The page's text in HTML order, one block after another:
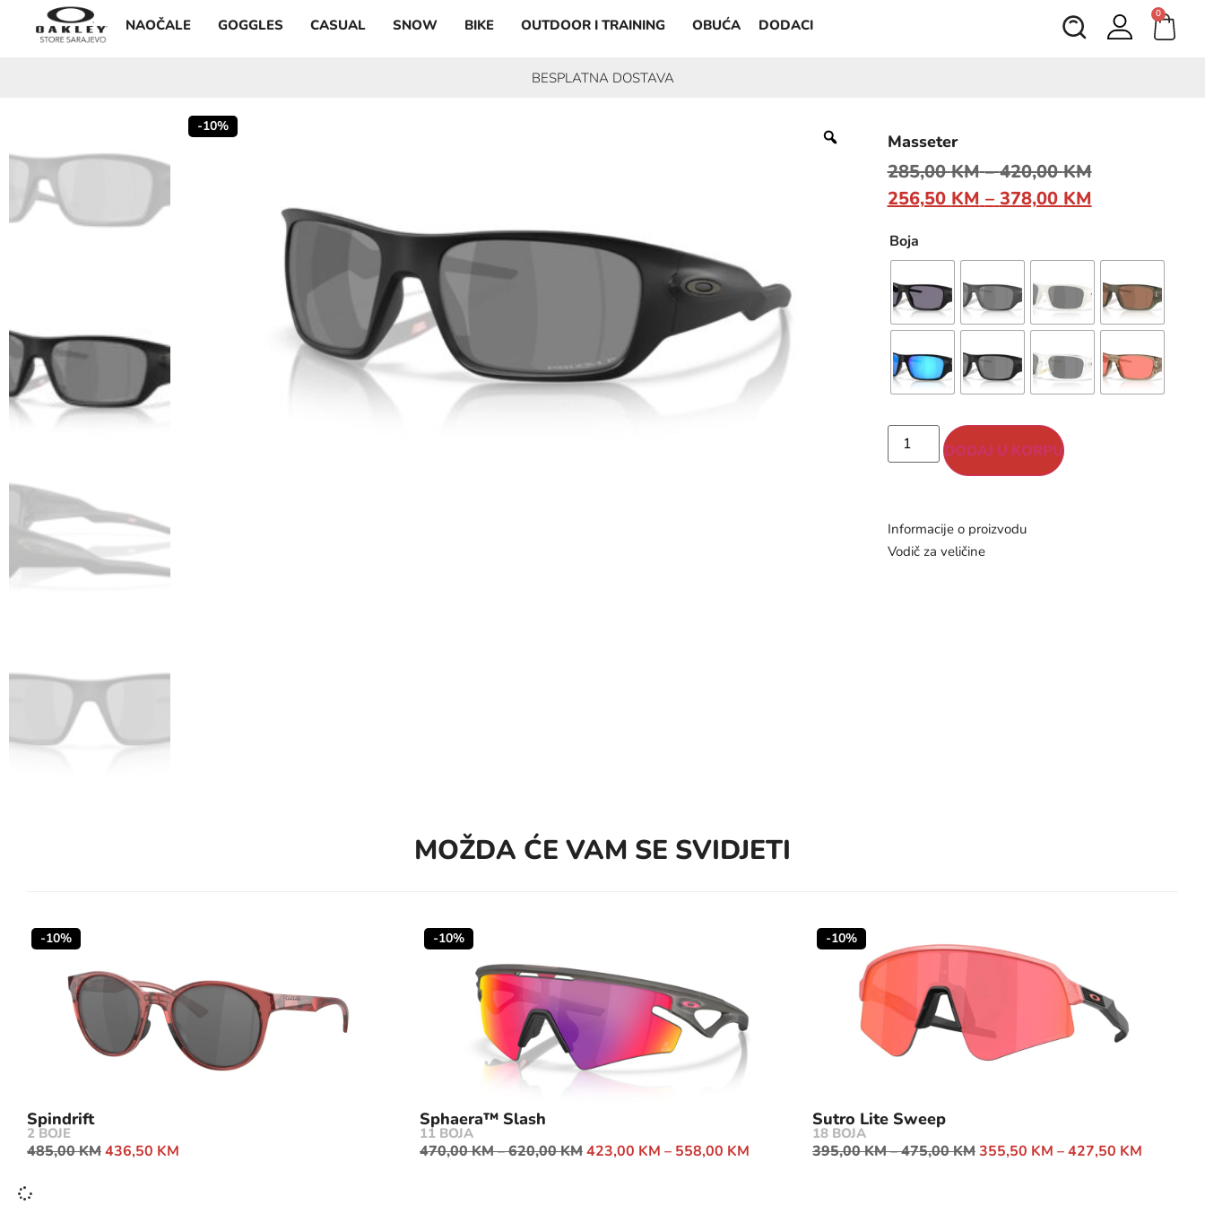
NAOČALE GOGGLES CASUAL SNOW BIKE OUTDOOR I TRAINING OBUĆA DODACI
0
BESPLATNA DOSTAVA
-10%
Masseter
285,00KM – 420,00KM
256,50 KM – 378,00 KM
Boja
DODAJ U KORPU
Informacije o proizvodu
Vodič za veličine
MOŽDA ĆE VAM SE SVIDJETI
-10%
Spindrift
2 BOJE
485,00KM436,50 KM
-10%
Sphaera™ Slash
11 BOJA
470,00KM–620,00KM423,00 KM – 558,00 KM
-10%
Sutro Lite Sweep
18 BOJA
395,00KM–475,00KM355,50 KM –427,50 KM